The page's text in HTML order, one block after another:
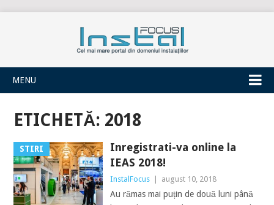
INSTALFOCUS
MENU
ETICHETĂ: 2018
STIRI
Inregistrati-va online la
IEAS 2018!
InstalFocus august 10, 2018
Au rămas mai puțin de două luni până